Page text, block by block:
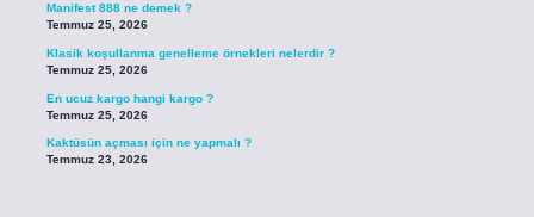
Manifest 888 ne demek ?
Temmuz 25, 2026
Klasik koşullanma genelleme örnekleri nelerdir ?
Temmuz 25, 2026
En ucuz kargo hangi kargo ?
Temmuz 25, 2026
Kaktüsün açması için ne yapmalı ?
Temmuz 23, 2026